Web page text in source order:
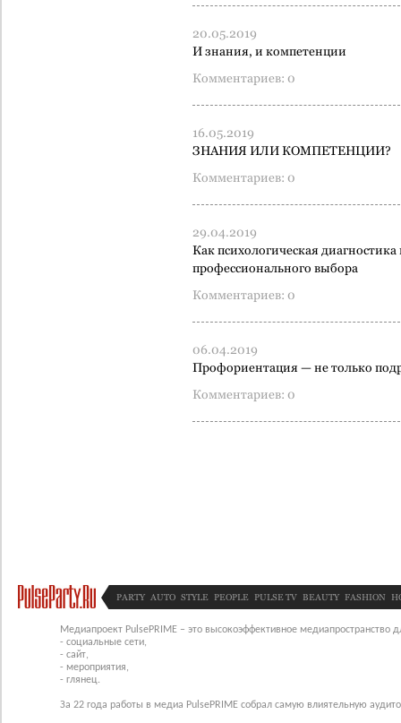
20.05.2019
И знания, и компетенции
Комментариев: 0
16.05.2019
ЗНАНИЯ ИЛИ КОМПЕТЕНЦИИ?
Комментариев: 0
29.04.2019
Как психологическая диагностика
профессионального выбора
Комментариев: 0
06.04.2019
Профориентация — не только
Комментариев: 0
PARTY AUTO STYLE PEOPLE PULSE TV BEAUTY FASHION
Медиапроект PulsePRIME – это высокоэффективное медиапространство
- социальные сети,
- сайт,
- мероприятия,
- глянец.
За 22 года работы в медиа PulsePRIME собрал самую влиятельную